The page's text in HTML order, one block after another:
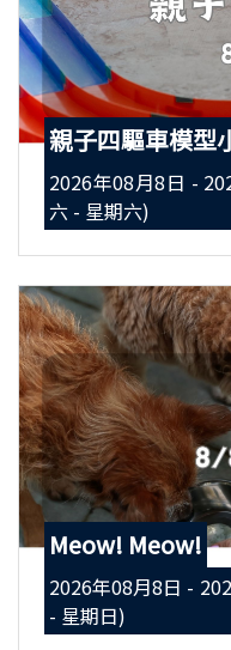
親子四驅車模型
2026年08月8日 -
六 - 星期六)
Meow! Meow!
2026年08月8日 -
- 星期日)